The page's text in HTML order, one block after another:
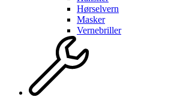
Hørselvern
Masker
Vernebriller